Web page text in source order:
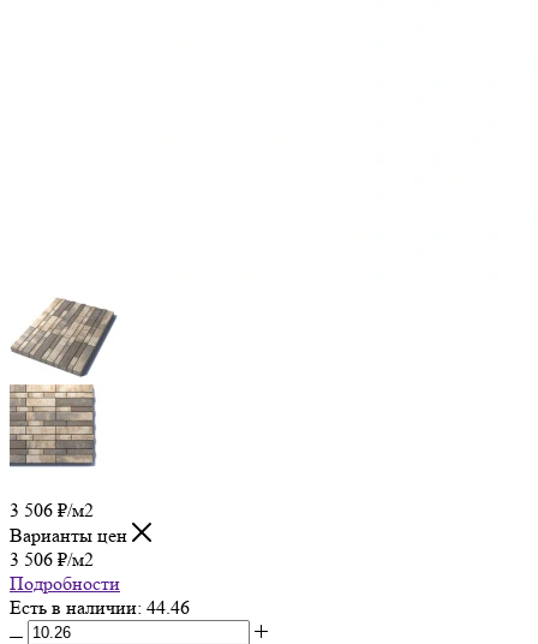
3 506 ₽/м2
Варианты цен
3 506 ₽/м2
Подробности
Есть в наличии: 44.46